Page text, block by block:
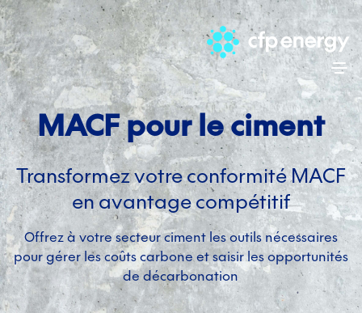
MACF pour le ciment
Transformez votre conformité MACF
en avantage compétitif
Offrez à votre secteur ciment les outils nécessaires
pour gérer les coûts carbone et saisir les opportunités
de décarbonation